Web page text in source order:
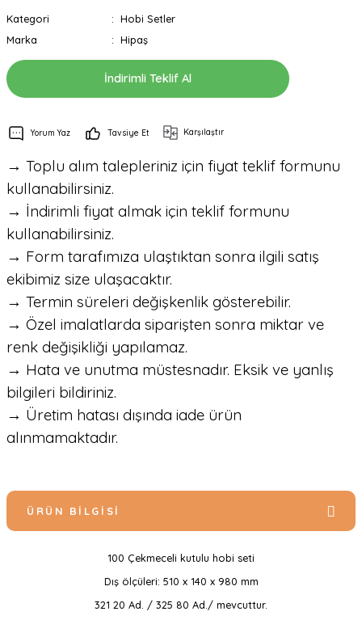
Kategori
Hobi Setler
Marka
Hipaş
İndirimli Teklif Al
Yorum Yaz Tavsiye Et Karşılaştır
→ Toplu alım talepleriniz için fiyat teklif formunu
kullanabilirsiniz.
→ İndirimli fiyat almak için teklif formunu
kullanabilirsiniz.
→ Form tarafımıza ulaştıktan sonra ilgili satış
ekibimiz size ulaşacaktır.
→ Termin süreleri değişkenlik gösterebilir.
→ Özel imalatlarda siparişten sonra miktar ve
renk değişikliği yapılamaz.
→ Hata ve unutma müstesnadır. Eksik ve yanlış
bilgileri bildiriniz.
→ Üretim hatası dışında iade ürün
alınmamaktadır.
ÜRÜN BILGISI
100 Çekmeceli kutulu hobi seti
Dış ölçüleri: 510 x 140 x 980 mm
321 20 Ad. / 325 80 Ad./ mevcuttur.